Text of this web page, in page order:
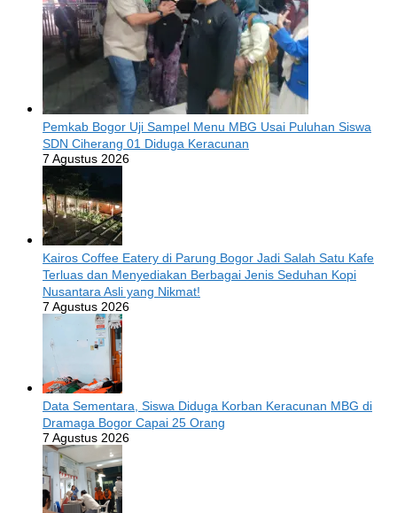
Pemkab Bogor Uji Sampel Menu MBG Usai Puluhan Siswa
SDN Ciherang 01 Diduga Keracunan
7 Agustus 2026
Kairos Coffee Eatery di Parung Bogor Jadi Salah Satu Kafe
Terluas dan Menyediakan Berbagai Jenis Seduhan Kopi
Nusantara Asli yang Nikmat!
7 Agustus 2026
Data Sementara, Siswa Diduga Korban Keracunan MBG di
Dramaga Bogor Capai 25 Orang
7 Agustus 2026